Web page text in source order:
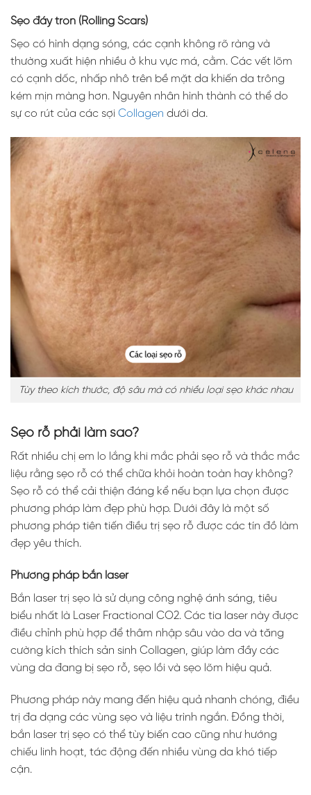
Sẹo đáy tròn (Rolling Scars)
Sẹo có hình dạng sóng, các cạnh không rõ ràng và
thường xuất hiện nhiều ở khu vực má, cằm. Các vết lõm
có cạnh dốc, nhấp nhô trên bề mặt da khiến da trông
kém mịn màng hơn. Nguyên nhân hình thành có thể do
sự co rút của các sợi Collagen dưới da.
Tùy theo kích thước, độ sâu mà có nhiều loại sẹo khác nhau
Sẹo rỗ phải làm sao?
Rất nhiều chị em lo lắng khi mắc phải sẹo rỗ và thắc mắc
liệu rằng sẹo rỗ có thể chữa khỏi hoàn toàn hay không?
Sẹo rỗ có thể cải thiện đáng kể nếu bạn lựa chọn được
phương pháp làm đẹp phù hợp. Dưới đây là một số
phương pháp tiên tiến điều trị sẹo rỗ được các tín đồ làm
đẹp yêu thích.
Phương pháp bắn laser
Bắn laser trị sẹo là sử dụng công nghệ ánh sáng, tiêu
biểu nhất là Laser Fractional CO2. Các tia laser này được
điều chỉnh phù hợp để thâm nhập sâu vào da và tăng
cường kích thích sản sinh Collagen, giúp làm đầy các
vùng da đang bị sẹo rỗ, sẹo lồi và sẹo lõm hiệu quả.
Phương pháp này mang đến hiệu quả nhanh chóng, điều
trị đa dạng các vùng sẹo và liệu trình ngắn. Đồng thời,
bắn laser trị sẹo có thể tùy biến cao cũng như hướng
chiếu linh hoạt, tác động đến nhiều vùng da khó tiếp
cận.